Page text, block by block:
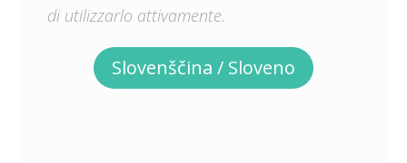
di utilizzarlo attivamente.
Slovenščina / Sloveno